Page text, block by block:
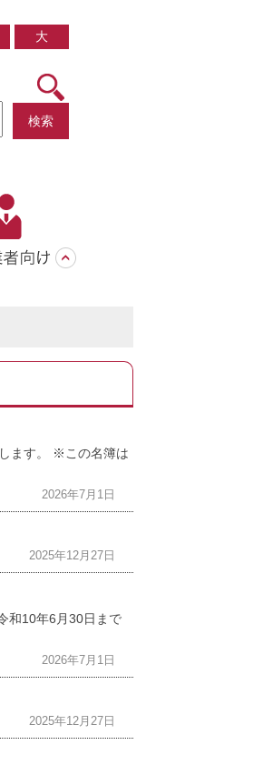
大
検索
ます。 ※この名簿は
2026年7月1日
2025年12月27日
和10年6月30日まで
2026年7月1日
2025年12月27日